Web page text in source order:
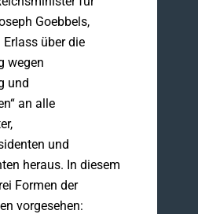
Goebbels,
über die
wegen
und
an alle
und
heraus. In diesem
Formen der
vorgesehen: